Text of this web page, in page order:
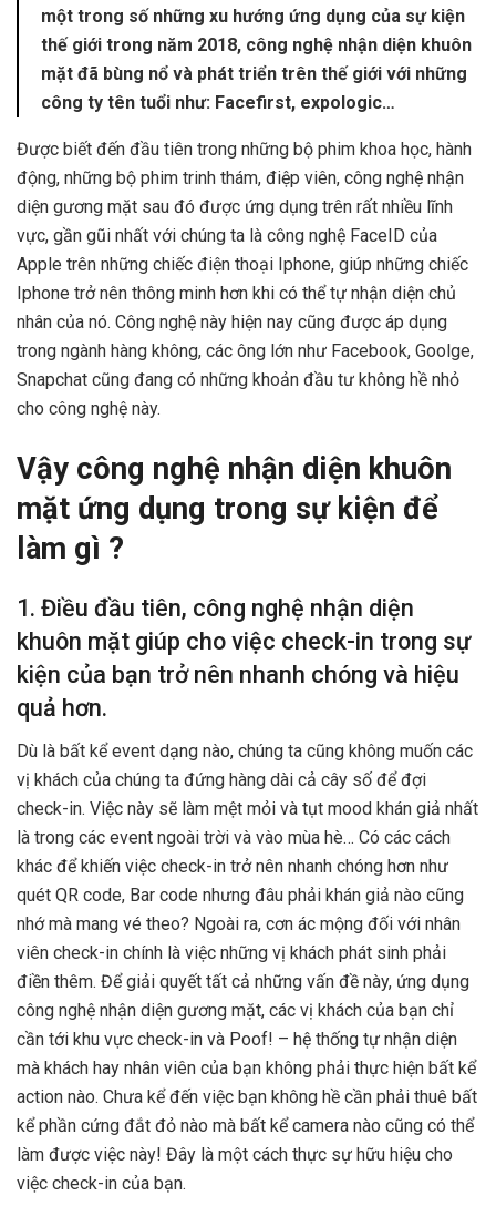
một trong số những xu hướng ứng dụng của sự kiện
thế giới trong năm 2018, công nghệ nhận diện khuôn
mặt đã bùng nổ và phát triển trên thế giới với những
công ty tên tuổi như: Facefirst, expologic…
Được biết đến đầu tiên trong những bộ phim khoa học, hành
động, những bộ phim trinh thám, điệp viên, công nghệ nhận
diện gương mặt sau đó được ứng dụng trên rất nhiều lĩnh
vực, gần gũi nhất với chúng ta là công nghệ FaceID của
Apple trên những chiếc điện thoại Iphone, giúp những chiếc
Iphone trở nên thông minh hơn khi có thể tự nhận diện chủ
nhân của nó. Công nghệ này hiện nay cũng được áp dụng
trong ngành hàng không, các ông lớn như Facebook, Goolge,
Snapchat cũng đang có những khoản đầu tư không hề nhỏ
cho công nghệ này.
Vậy công nghệ nhận diện khuôn
mặt ứng dụng trong sự kiện để
làm gì ?
1. Điều đầu tiên, công nghệ nhận diện
khuôn mặt giúp cho việc check-in trong sự
kiện của bạn trở nên nhanh chóng và hiệu
quả hơn.
Dù là bất kể event dạng nào, chúng ta cũng không muốn các
vị khách của chúng ta đứng hàng dài cả cây số để đợi
check-in. Việc này sẽ làm mệt mỏi và tụt mood khán giả nhất
là trong các event ngoài trời và vào mùa hè… Có các cách
khác để khiến việc check-in trở nên nhanh chóng hơn như
quét QR code, Bar code nhưng đâu phải khán giả nào cũng
nhớ mà mang vé theo? Ngoài ra, cơn ác mộng đối với nhân
viên check-in chính là việc những vị khách phát sinh phải
điền thêm. Để giải quyết tất cả những vấn đề này, ứng dụng
công nghệ nhận diện gương mặt, các vị khách của bạn chỉ
cần tới khu vực check-in và Poof! – hệ thống tự nhận diện
mà khách hay nhân viên của bạn không phải thực hiện bất kể
action nào. Chưa kể đến việc bạn không hề cần phải thuê bất
kể phần cứng đắt đỏ nào mà bất kể camera nào cũng có thể
làm được việc này! Đây là một cách thực sự hữu hiệu cho
việc check-in của bạn.